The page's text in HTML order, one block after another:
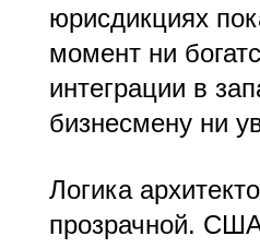
юрисдикциях
момент ни
интеграции в
бизнесмену ни
Логика
прозрачной.